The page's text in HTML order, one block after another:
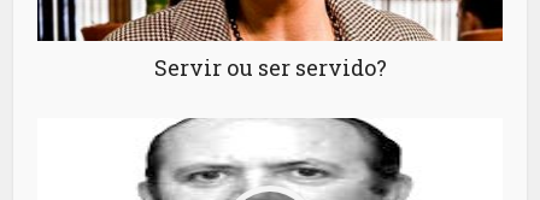
Servir ou ser servido?